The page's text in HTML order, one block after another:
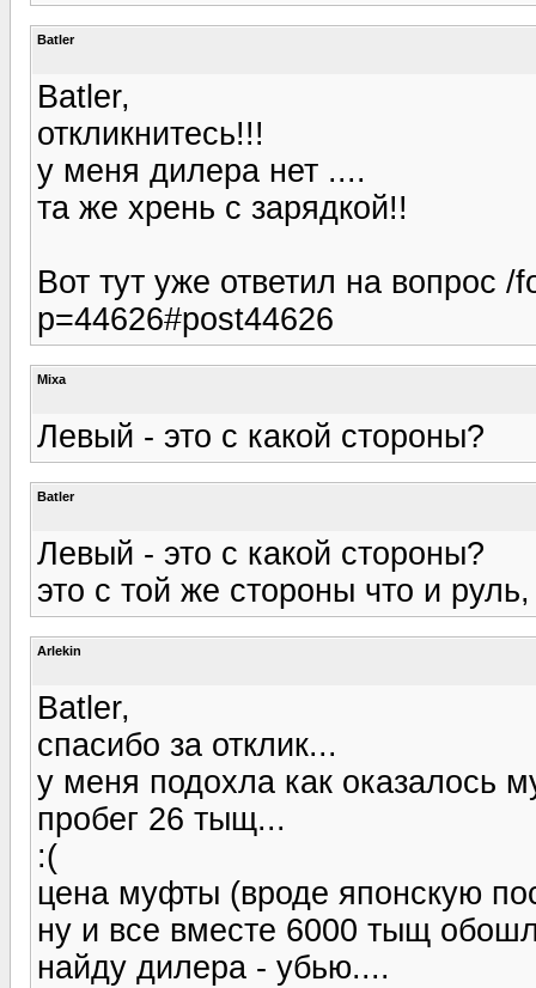
Batler
Batler,
откликнитесь!!!
у меня дилера нет ....
та же хрень с зарядкой!!
Вот тут уже ответил на вопрос
p=44626#post44626
Mixa
Левый - это с какой стороны?
Batler
Левый - это с какой стороны?
это с той же стороны что и
Arlekin
Batler,
спасибо за отклик...
у меня подохла как оказалось
пробег 26 тыщ...
:(
цена муфты (вроде японскую
ну и все вместе 6000 тыщ
найду дилера - убью....